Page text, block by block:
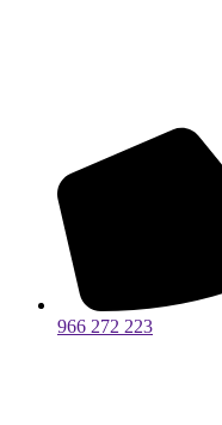
966 272 223